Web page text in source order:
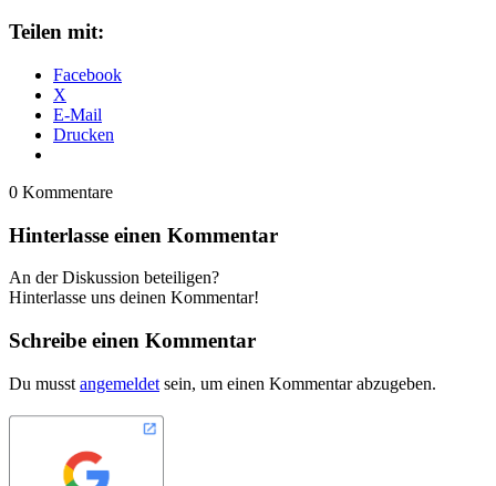
Teilen mit:
Facebook
X
E-Mail
Drucken
0 Kommentare
Hinterlasse einen Kommentar
An der Diskussion beteiligen?
Hinterlasse uns deinen Kommentar!
Schreibe einen Kommentar
Du musst angemeldet sein, um einen Kommentar abzugeben.